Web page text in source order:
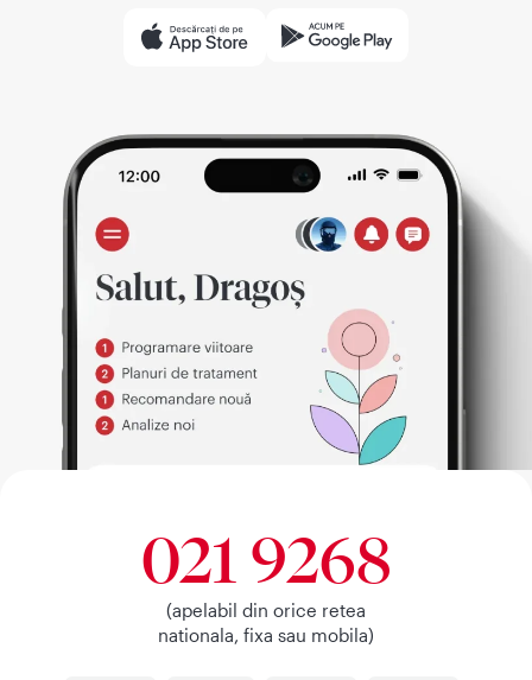
021 9268
(apelabil din orice retea
nationala, fixa sau mobila)